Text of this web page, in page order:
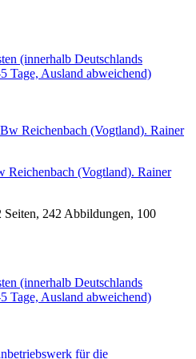
(innerhalb Deutschlands
Tage, Ausland abweichend)
(Vogtland). Rainer
242 Abbildungen, 100
(innerhalb Deutschlands
Tage, Ausland abweichend)